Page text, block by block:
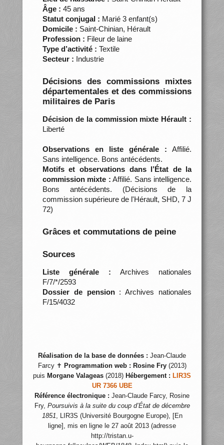
Âge : 45 ans
Statut conjugal : Marié 3 enfant(s)
Domicile : Saint-Chinian, Hérault
Profession : Fileur de laine
Type d’activité : Textile
Secteur : Industrie
Décisions des commissions mixtes
départementales et des commissions
militaires de Paris
Décision de la commission mixte Hérault :
Liberté
Observations en liste générale : Affilié.
Sans intelligence. Bons antécédents.
Motifs et observations dans l’État de la
commission mixte : Affilié. Sans intelligence.
Bons antécédents. (Décisions de la
commission supérieure de l'Hérault, SHD, 7 J
72)
Grâces et commutations de peine
Sources
Liste générale : Archives nationales
F/7/*/2593
Dossier de pension: Archives nationales
F/15/4032
Réalisation de la base de données : Jean-Claude
Farcy ✝ Programmation web : Rosine Fry(2013)
puis Morgane Valageas (2018) Hébergement : LIR3S
UR 7366 UBE
Référence électronique : Jean-Claude Farcy, Rosine
Fry, Poursuivis à la suite du coup d’État de décembre
1851, LIR3S (Université Bourgogne Europe), [En
ligne], mis en ligne le 27 août 2013 (adresse
http://tristan.u-